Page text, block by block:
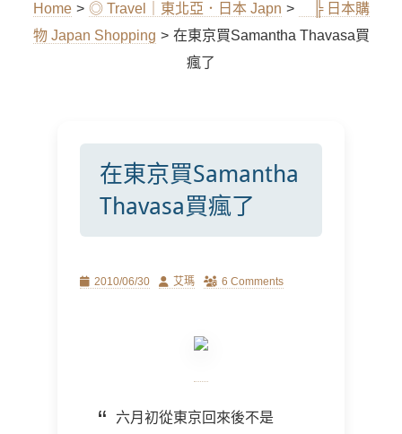
Home > ◎ Travel｜東北亞．日本 Japn >
╠ 日本購
物 Japan Shopping > 在東京買Samantha Thavasa買
瘋了
在東京買Samantha
Thavasa買瘋了
Posted2010/06/30 Author
艾瑪 6 Comments
六月初從東京回來後不是